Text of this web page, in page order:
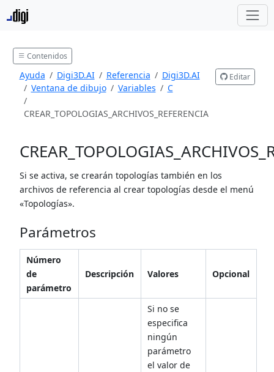
Contenidos
Ayuda Digi3D.AI Referencia
Digi3D.AI
Ventana de dibujo
Variables C
CREAR_TOPOLOGIAS_ARCHIVOS_REFERENCIA
Editar
Si se activa, se crearán topologías también en los
archivos de referencia al crear topologías desde el menú
«Topologías».
Parámetros
Número
de
parámetro
Descripción Valores Opcional
Si no se
especifica
ningún
parámetro
el valor de